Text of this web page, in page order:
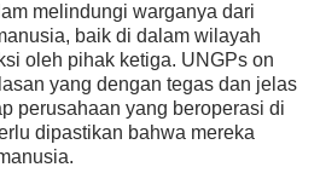
melindungi warganya dari
baik di dalam wilayah
oleh pihak ketiga. UNGPs on
yang dengan tegas dan jelas
perusahaan yang beroperasi di
dipastikan bahwa mereka